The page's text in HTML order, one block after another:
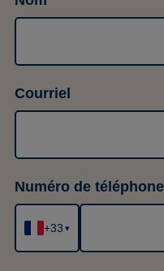
Courriel
Numéro de téléphone
+33 ▾